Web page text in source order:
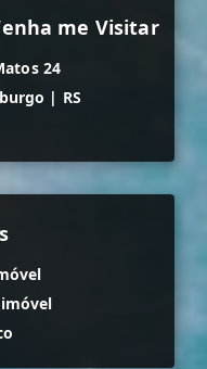
me Visitar
24
| RS